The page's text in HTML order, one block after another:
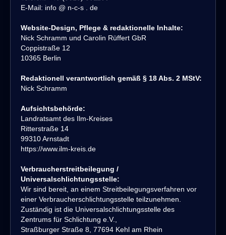
E-Mail: info @ n-c-s . de
Website-Design, Pflege & redaktionelle Inhalte:
Nick Schramm und Carolin Rüffert GbR
Coppistraße 12
10365 Berlin
Redaktionell verantwortlich gemäß § 18 Abs. 2 MStV:
Nick Schramm
Aufsichtsbehörde:
Landratsamt des Ilm-Kreises
Ritterstraße 14
99310 Arnstadt
https://www.ilm-kreis.de
Verbraucherstreitbeilegung /
Universalschlichtungsstelle:
Wir sind bereit, an einem Streitbeilegungsverfahren vor
einer Verbraucherschlichtungsstelle teilzunehmen.
Zuständig ist die Universalschlichtungsstelle des
Zentrums für Schlichtung e.V.,
Straßburger Straße 8, 77694 Kehl am Rhein